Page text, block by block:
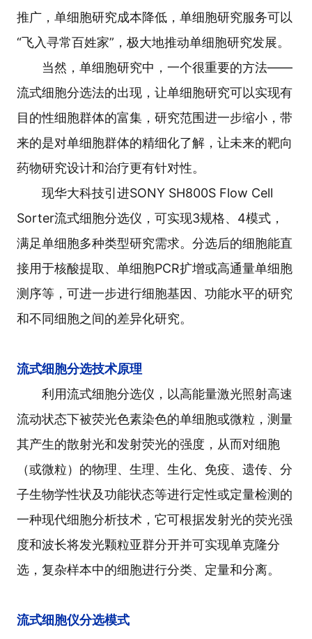
推广，单细胞研究成本降低，单细胞研究服务可以
“飞入寻常百姓家”，极大地推动单细胞研究发展。
当然，单细胞研究中，一个很重要的方法——
流式细胞分选法的出现，让单细胞研究可以实现有
目的性细胞群体的富集，研究范围进一步缩小，带
来的是对单细胞群体的精细化了解，让未来的靶向
药物研究设计和治疗更有针对性。
现华大科技引进SONY SH800S Flow Cell
Sorter流式细胞分选仪，可实现3规格、4模式，
满足单细胞多种类型研究需求。分选后的细胞能直
接用于核酸提取、单细胞PCR扩增或高通量单细胞
测序等，可进一步进行细胞基因、功能水平的研究
和不同细胞之间的差异化研究。
流式细胞分选技术原理
利用流式细胞分选仪，以高能量激光照射高速
流动状态下被荧光色素染色的单细胞或微粒，测量
其产生的散射光和发射荧光的强度，从而对细胞
（或微粒）的物理、生理、生化、免疫、遗传、分
子生物学性状及功能状态等进行定性或定量检测的
一种现代细胞分析技术，它可根据发射光的荧光强
度和波长将发光颗粒亚群分开并可实现单克隆分
选，复杂样本中的细胞进行分类、定量和分离。
流式细胞仪分选模式